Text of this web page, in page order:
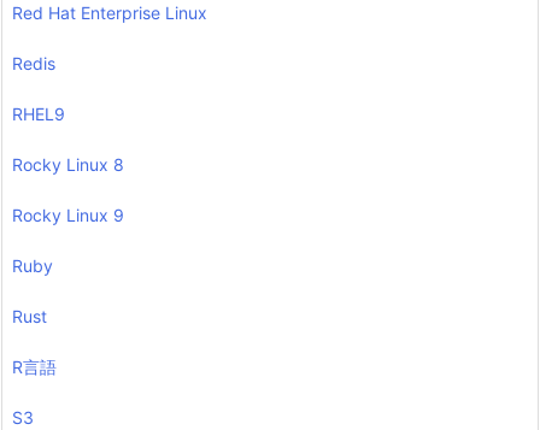
Red Hat Enterprise Linux
Redis
RHEL9
Rocky Linux 8
Rocky Linux 9
Ruby
Rust
R言語
S3